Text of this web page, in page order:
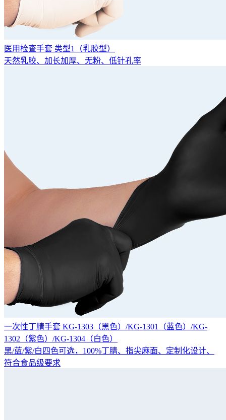
医用检查手套 类型1（乳胶型）
天然乳胶、加长加厚、无粉、低针孔率
一次性丁腈手套 KG-1303（黑色）/KG-1301（蓝色）/KG-
1302（紫色）/KG-1304（白色）
黑/蓝/紫/白四色可选，100%丁腈、指尖麻面、定制化设计、
符合食品级要求